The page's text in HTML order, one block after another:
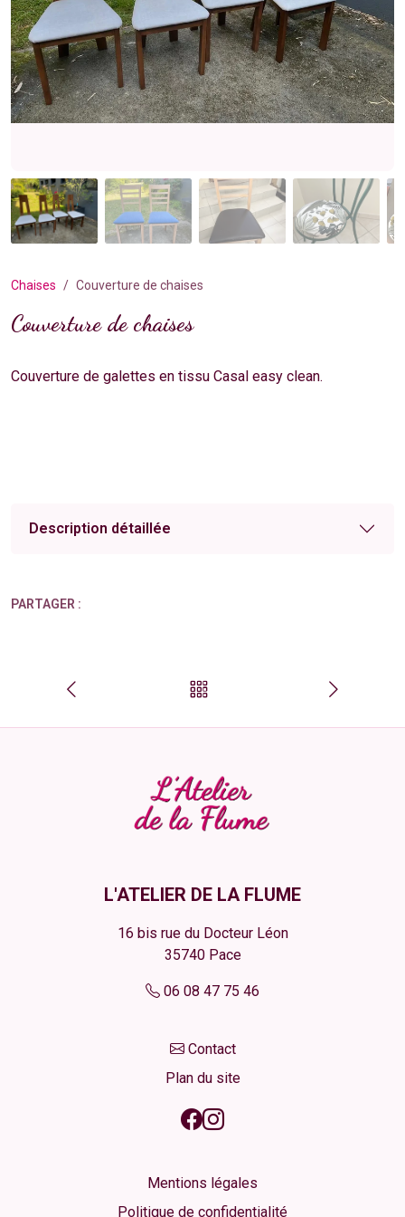
Chaises Couverture de chaises
Couverture de chaises
Couverture de galettes en tissu Casal easy clean.
Description détaillée
PARTAGER :
L'ATELIER DE LA FLUME
16 bis rue du Docteur Léon
35740 Pace
06 08 47 75 46
Contact
Plan du site
Mentions légales
Politique de confidentialité